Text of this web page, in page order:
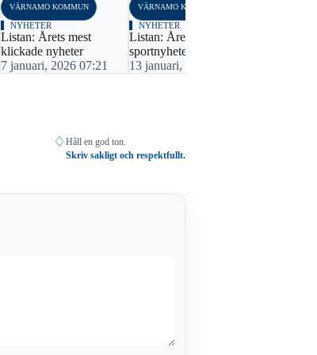
VÄRNAMO KOMMUN
NYHETER
Listan: Årets mest
klickade nyheter
7 januari, 2026 07:21
VÄRNAMO KOMMUN
NYHETER
Listan: Årets
sportnyheter
13 januari, 2025 06:30
♢ Håll en god ton.
Skriv sakligt och respektfullt.